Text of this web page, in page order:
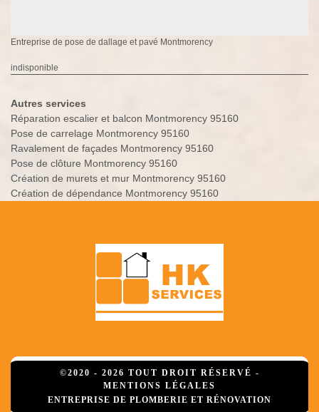
Entreprise de pose de dallage et pavé Montmorency
indisponible
Autres services
Réparation escalier et balcon Montmorency 95160
Pose de carrelage Montmorency 95160
Ravalement de façades Montmorency 95160
Pose de clôture Montmorency 95160
Création de murets et mur Montmorency 95160
Création de dépendance Montmorency 95160
©2020 - 2026 TOUT DROIT RÉSERVÉ -
MENTIONS LÉGALES
ENTREPRISE DE PLOMBERIE ET RÉNOVATION